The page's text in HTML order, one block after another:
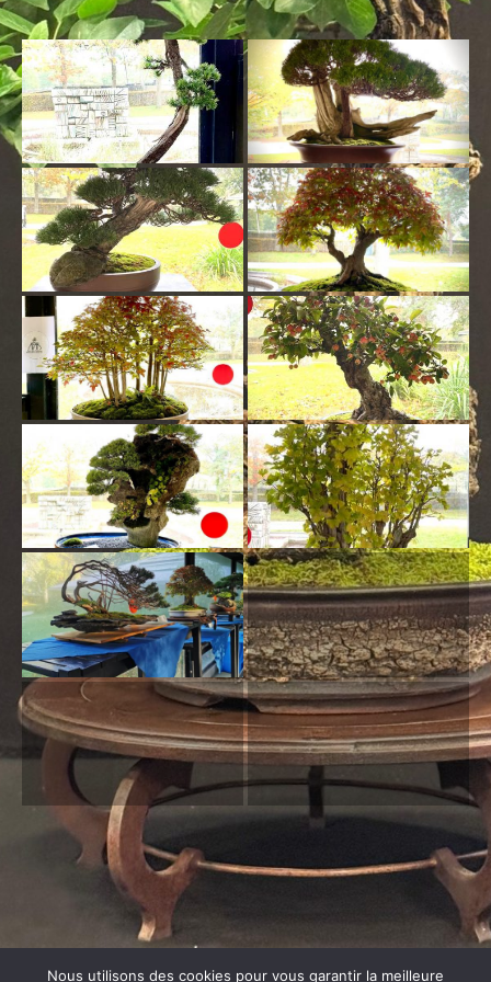
Nous utilisons des cookies pour vous garantir la meilleure